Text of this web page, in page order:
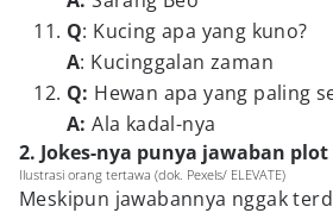
Q: Kucing apa yang kuno?
A: Kucinggalan zaman
Q: Hewan apa yang paling
A: Ala kadal-nya
2. Jokes-nya punya jawaban
Ilustrasi orang tertawa (dok. Pexels/ ELEVATE)
Meskipun jawabannya nggak